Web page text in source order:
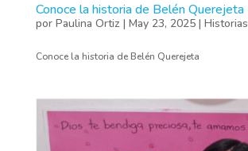
Conoce la historia de Belén Querejeta
por Paulina Ortiz | May 23, 2025|
Conoce la historia de Belén Querejeta